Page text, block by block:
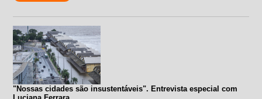
"Nossas cidades são insustentáveis". Entrevista especial com